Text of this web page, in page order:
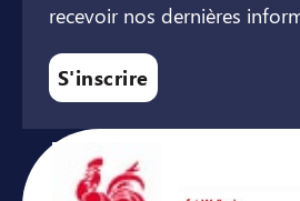
recevoir nos dernières
S'inscrire
Avec le soutien de ...